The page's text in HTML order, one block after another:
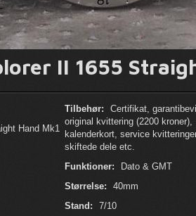
II 1655
Hand Mk1
Tilbehør:
Certifikat,
original kvittering (2200 kroner),
kalenderkort, service
skiftede dele etc.
Funktioner:
Dato & GMT
Størrelse:
40mm
Stand:
7/10